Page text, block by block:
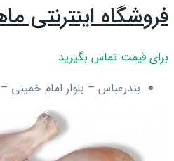
فروشگاه اینترنتی
برای قیمت تماس بگیرید
بندرعباس – بلوار امام